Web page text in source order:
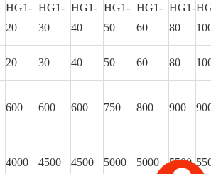
HG1-
20
HG1-
30
HG1-
40
HG1-
50
HG1-
60
HG1-
80
20 30 40 50 60 80
600 600 600 750 800 900
4000 4500 4500 5000 5000 5500